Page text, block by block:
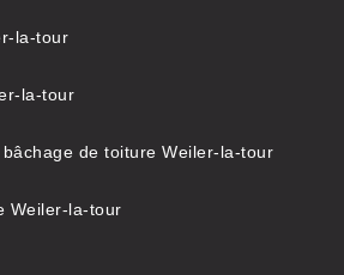
la-tour
la-tour
de toiture Weiler-la-tour
Weiler-la-tour